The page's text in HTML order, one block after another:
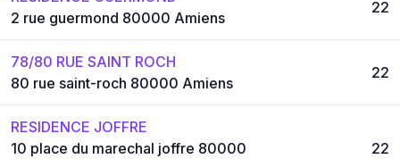
2 rue guermond 80000 Amiens
22
78/80 RUE SAINT ROCH
80 rue saint-roch 80000 Amiens
22
RESIDENCE JOFFRE
10 place du marechal joffre 80000
22